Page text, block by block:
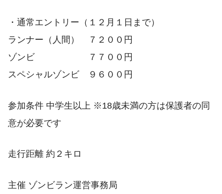
・通常エントリー（１２月１日まで）
ランナー（人間） ７２００円
ゾンビ ７７００円
スペシャルゾンビ ９６００円
参加条件 中学生以上 ※18歳未満の方は保護者の同
意が必要です
走行距離 約２キロ
主催 ゾンビラン運営事務局